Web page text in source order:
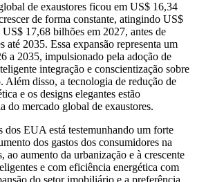
de exaustores ficou em US$ 16,34
de forma constante, atingindo US$
17,68 bilhões em 2027, antes de
2035. Essa expansão representa um
a 2035, impulsionado pela adoção de
integração e conscientização sobre
Além disso, a tecnologia de redução de
e os designs elegantes estão
do mercado global de exaustores.
dos EUA está testemunhando um forte
dos gastos dos consumidores na
ao aumento da urbanização e à crescente
e com eficiência energética com